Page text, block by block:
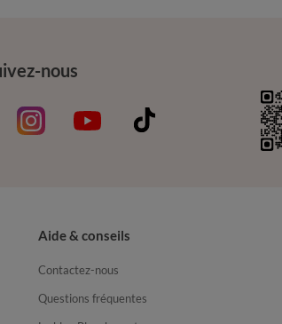
nous
Aide & conseils
Contactez-nous
Questions fréquentes